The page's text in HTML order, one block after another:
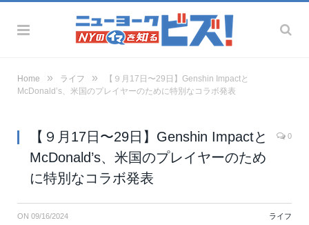
Home » ライフ »
【９月17日〜29日】Genshin Impactと
McDonald’s、米国のプレイヤーのために特別なコラボ発表
【９月17日〜29日】Genshin Impactと
McDonald’s、米国のプレイヤーのため
に特別なコラボ発表
0
ON 09/16/2024 ライフ